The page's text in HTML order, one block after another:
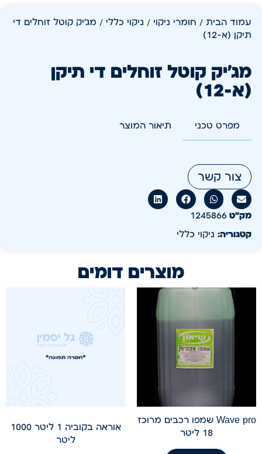
עמוד הבית / חומרי ניקוי / ניקוי כללי / מג'יק קוטל זוחלים די
תיקן (א-12)
מג'יק קוטל זוחלים די תיקן
(א-12)
מפרט טכני תיאור המוצר
צור קשר
מק״ט 1245866
קטגוריה: ניקוי כללי
מוצרים דומים
Wave pro שמפו רכבים מרוכז
18 ליטר
אוראה בקוביה 1 ליטר 1000
ליטר